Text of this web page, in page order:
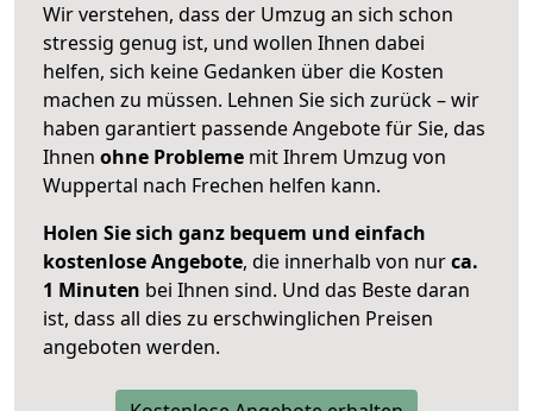
Wir verstehen, dass der Umzug an sich schon
stressig genug ist, und wollen Ihnen dabei
helfen, sich keine Gedanken über die Kosten
machen zu müssen. Lehnen Sie sich zurück – wir
haben garantiert passende Angebote für Sie, das
Ihnen ohne Probleme mit Ihrem Umzug von
Wuppertal nach Frechen helfen kann.
Holen Sie sich ganz bequem und einfach
kostenlose Angebote, die innerhalb von nurca.
1 Minuten bei Ihnen sind. Und das Beste daran
ist, dass all dies zu erschwinglichen Preisen
angeboten werden.